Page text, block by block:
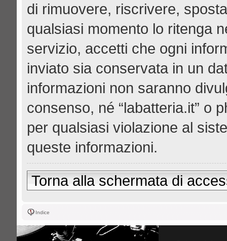
di rimuovere, riscrivere,
qualsiasi momento lo ritenga
servizio, accetti che ogni
inviato sia conservata in un
informazioni non saranno
consenso, né “labatteria.it” o
per qualsiasi violazione al
queste informazioni.
Torna alla schermata di
Indice